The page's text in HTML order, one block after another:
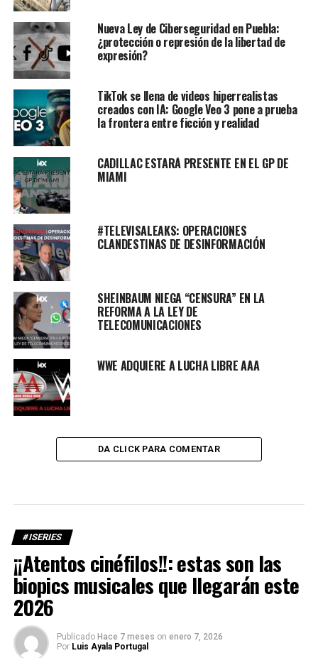
Nueva Ley de Ciberseguridad en Puebla:
¿protección o represión de la libertad de
expresión?
TikTok se llena de videos hiperrealistas
creados con IA: Google Veo 3 pone a prueba
la frontera entre ficción y realidad
CADILLAC ESTARÁ PRESENTE EN EL GP DE
MIAMI
#TELEVISALEAKS: OPERACIONES
CLANDESTINAS DE DESINFORMACIÓN
SHEINBAUM NIEGA “CENSURA” EN LA
REFORMA A LA LEY DE
TELECOMUNICACIONES
WWE ADQUIERE A LUCHA LIBRE AAA
DA CLICK PARA COMENTAR
#ISERIES
¡¡Atentos cinéfilos!!: estas son las
biopics musicales que llegarán este
2026
Publicado Hace 7 meses on enero 7, 2026
Por Luis Ayala Portugal